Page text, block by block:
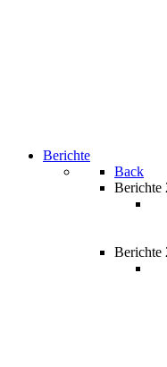
Berichte
Back
Berichte
Berichte